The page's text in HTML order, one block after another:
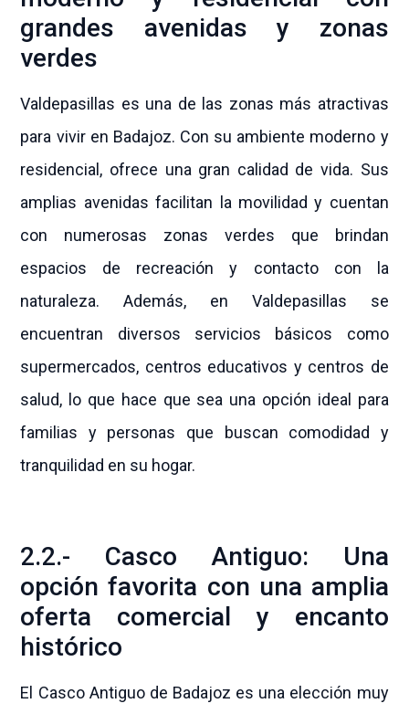
grandes avenidas y zonas
verdes
Valdepasillas es una de las zonas más atractivas
para vivir en Badajoz. Con su ambiente moderno y
residencial, ofrece una gran calidad de vida. Sus
amplias avenidas facilitan la movilidad y cuentan
con numerosas zonas verdes que brindan
espacios de recreación y contacto con la
naturaleza. Además, en Valdepasillas se
encuentran diversos servicios básicos como
supermercados, centros educativos y centros de
salud, lo que hace que sea una opción ideal para
familias y personas que buscan comodidad y
tranquilidad en su hogar.
2.2.- Casco Antiguo: Una
opción favorita con una amplia
oferta comercial y encanto
histórico
El Casco Antiguo de Badajoz es una elección muy